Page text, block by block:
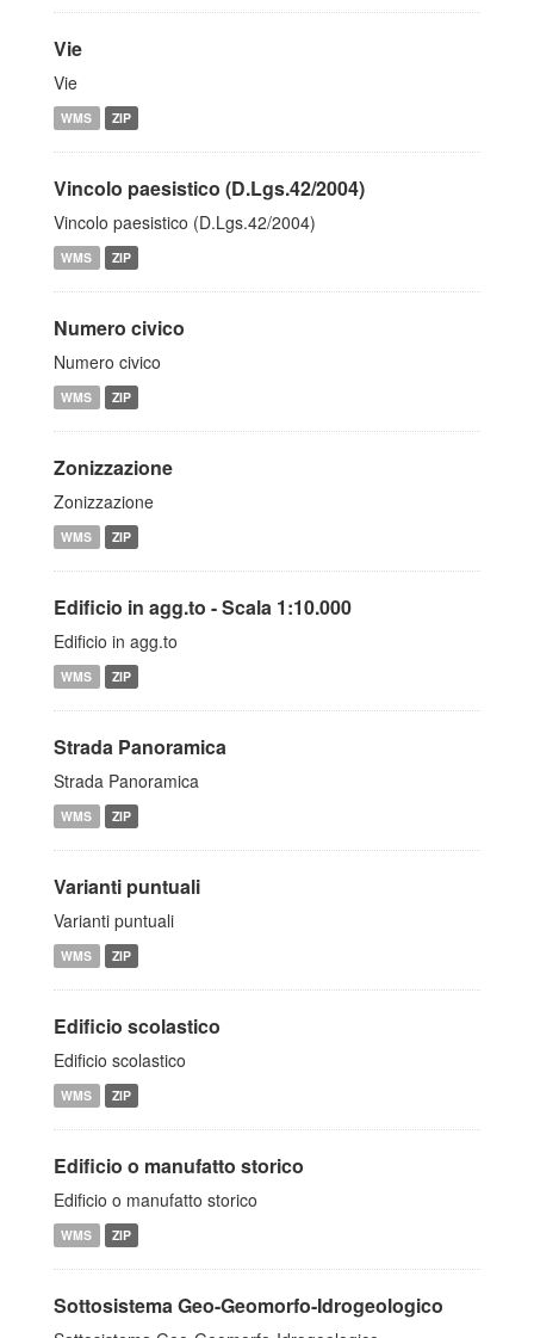
Vie
Vie
WMS ZIP
Vincolo paesistico (D.Lgs.42/2004)
Vincolo paesistico (D.Lgs.42/2004)
WMS ZIP
Numero civico
Numero civico
WMS ZIP
Zonizzazione
Zonizzazione
WMS ZIP
Edificio in agg.to - Scala 1:10.000
Edificio in agg.to
WMS ZIP
Strada Panoramica
Strada Panoramica
WMS ZIP
Varianti puntuali
Varianti puntuali
WMS ZIP
Edificio scolastico
Edificio scolastico
WMS ZIP
Edificio o manufatto storico
Edificio o manufatto storico
WMS ZIP
Sottosistema Geo-Geomorfo-Idrogeologico